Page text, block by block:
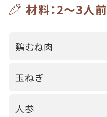
材料：2～3人前
鶏むね肉
玉ねぎ
人参